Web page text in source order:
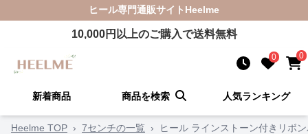
ヒール専門通販サイト Heelme
10,000円以上のご購入で送料無料
0 0
新着商品 商品を検索 人気ランキング
Heelme TOP › 7センチの一覧 › ヒール ラインストーン付きリボ